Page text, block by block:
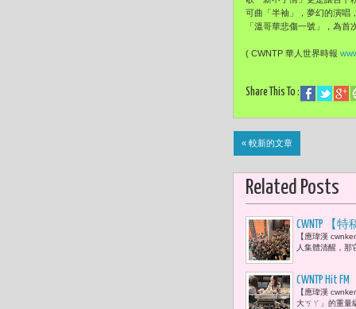
可曲「半袖」，夢幻的演唱
「溫哥華悲傷一號」，為
( CWNTP 華人世界時報
Share This To :
« 較新的文章
Related Posts
CWNTP 【
成功後，
【應瑋漢
人集體清醒，那
CWNTP Hit
輯回歸，
【應瑋漢
大ㄎㄚ」的重量